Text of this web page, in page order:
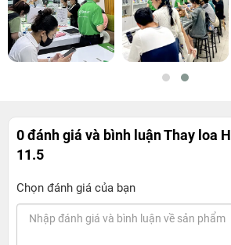
0 đánh giá và bình luậnThay loa
11.5
Chọn đánh giá của bạn